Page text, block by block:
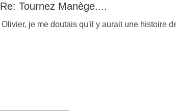
Re: Tournez Manège....
Olivier, je me doutais qu'il y aurait une histoire